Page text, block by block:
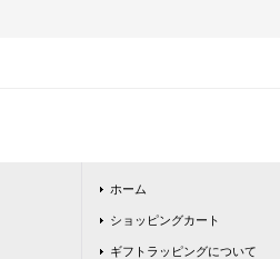
ホーム
ショッピングカート
ギフトラッピングについて